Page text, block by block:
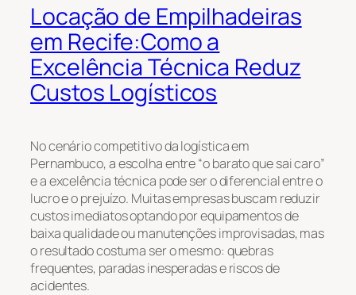
Locação de Empilhadeiras
em Recife:Como a
Excelência Técnica Reduz
Custos Logísticos
No cenário competitivo da logística em
Pernambuco, a escolha entre “o barato que sai caro”
e a excelência técnica pode ser o diferencial entre o
lucro e o prejuízo. Muitas empresas buscam reduzir
custos imediatos optando por equipamentos de
baixa qualidade ou manutenções improvisadas, mas
o resultado costuma ser o mesmo: quebras
frequentes, paradas inesperadas e riscos de
acidentes.